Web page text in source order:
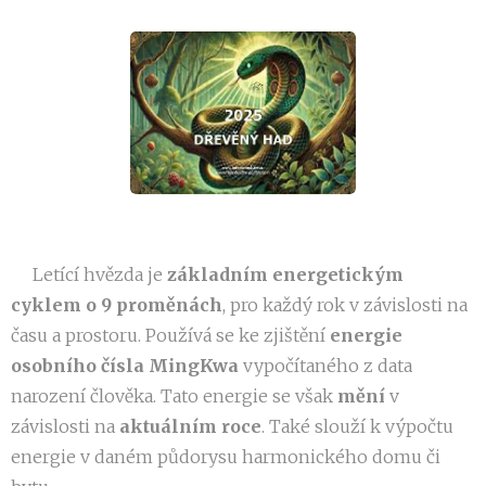
💫Letící hvězda je základním energetickým
cyklem o 9 proměnách, pro každý rok v závislosti na
času a prostoru. Používá se ke zjištění energie
osobního čísla MingKwa vypočítaného z data
narození člověka. Tato energie se však mění v
závislosti na aktuálním roce. Také slouží k výpočtu
energie v daném půdorysu harmonického domu či